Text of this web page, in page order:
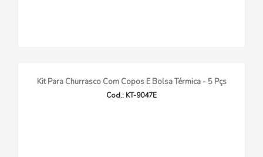
Kit Para Churrasco Com Copos E Bolsa Térmica - 5 Pçs
Cod.: KT-9047E